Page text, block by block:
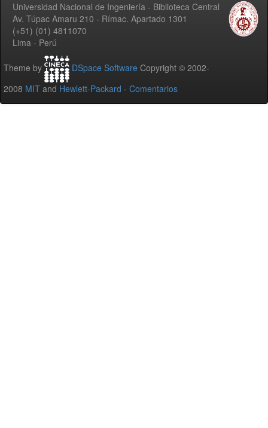
Universidad Nacional de Ingeniería - Biblioteca Central
Av. Túpac Amaru 210 - Rímac. Apartado 1301
(+51) (01) 4811070
Lima - Perú
Theme by DSpace Software Copyright © 2002-
2008 MIT and Hewlett-Packard - Comentarios